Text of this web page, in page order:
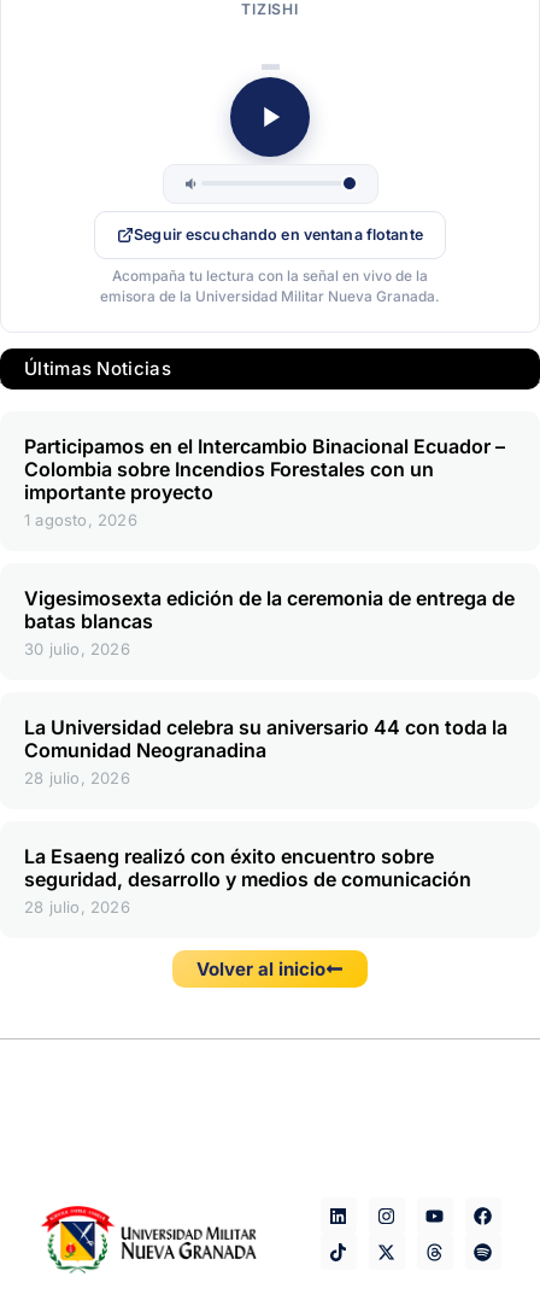
TIZISHI
Seguir escuchando en ventana flotante
Acompaña tu lectura con la señal en vivo de la
emisora de la Universidad Militar Nueva Granada.
Últimas Noticias
Participamos en el Intercambio Binacional Ecuador –
Colombia sobre Incendios Forestales con un
importante proyecto
1 agosto, 2026
Vigesimosexta edición de la ceremonia de entrega de
batas blancas
30 julio, 2026
La Universidad celebra su aniversario 44 con toda la
Comunidad Neogranadina
28 julio, 2026
La Esaeng realizó con éxito encuentro sobre
seguridad, desarrollo y medios de comunicación
28 julio, 2026
Volver al inicio